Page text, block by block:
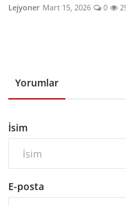
Lejyoner Mart 15, 2026 0
Yorumlar
İsim
E-posta